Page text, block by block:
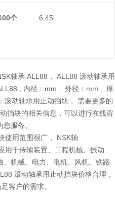
个 6.45
轴承 ALL88， ALL88 滚动轴承用
, 内径：mm , 外径：mm , 厚
动轴承用止动挡块， 需要更多的
挡块的相关信息，可以进行在线咨
服务。
使用范围很广， NSK轴
用于传输装置、工程机械、振动
机械、电力、电机、风机、铁路
滚动轴承用止动挡块价格合理，
客户的需求。